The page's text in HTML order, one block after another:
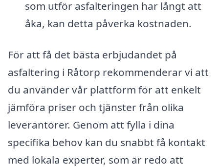
som utför asfalteringen har långt att
åka, kan detta påverka kostnaden.
För att få det bästa erbjudandet på
asfaltering i Råtorp rekommenderar vi att
du använder vår plattform för att enkelt
jämföra priser och tjänster från olika
leverantörer. Genom att fylla i dina
specifika behov kan du snabbt få kontakt
med lokala experter, som är redo att